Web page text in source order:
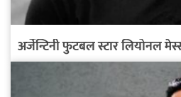
अर्जेन्टिनी फुटबल स्टार लियोनल